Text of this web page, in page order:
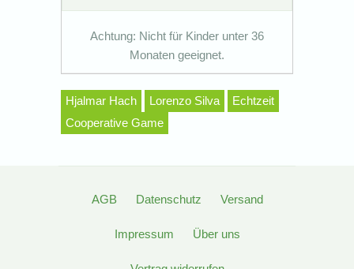
Achtung: Nicht für Kinder unter 36
Monaten geeignet.
Hjalmar Hach Lorenzo Silva
Echtzeit
Cooperative Game
AGB Datenschutz Versand
Impressum Über uns